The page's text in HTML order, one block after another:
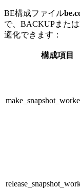
BE構成ファイル
で、BACKUPまた
適化できます：
構成項目